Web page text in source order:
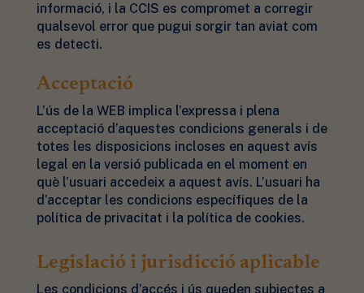
informació, i la CCIS es compromet a corregir
qualsevol error que pugui sorgir tan aviat com
es detecti.
Acceptació
L’ús de la WEB implica l’expressa i plena
acceptació d’aquestes condicions generals i de
totes les disposicions incloses en aquest avís
legal en la versió publicada en el moment en
què l’usuari accedeix a aquest avís. L’usuari ha
d’acceptar les condicions específiques de la
política de privacitat i la política de cookies.
Legislació i jurisdicció aplicable
Les condicions d’accés i ús queden subjectes a